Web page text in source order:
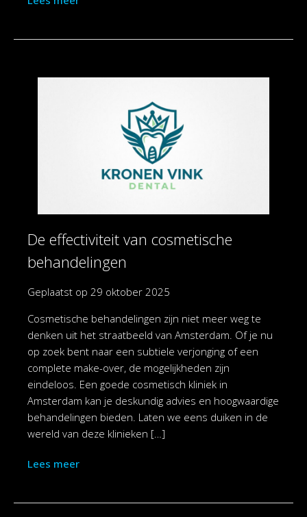
De effectiviteit van cosmetische
behandelingen
Geplaatst op 29 oktober 2025
Cosmetische behandelingen zijn niet meer weg te
denken uit het straatbeeld van Amsterdam. Of je nu
op zoek bent naar een subtiele verjonging of een
complete make-over, de mogelijkheden zijn
eindeloos. Een goede cosmetisch kliniek in
Amsterdam kan je deskundig advies en hoogwaardige
behandelingen bieden. Laten we eens duiken in de
wereld van deze klinieken […]
Lees meer